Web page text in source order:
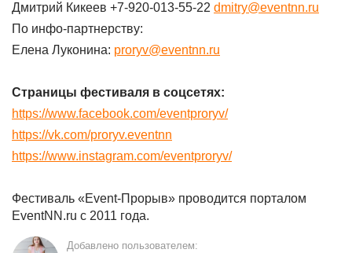
Дмитрий Кикеев +7-920-013-55-22 dmitry@eventnn.ru
По инфо-партнерству:
Елена Луконина: proryv@eventnn.ru
Страницы фестиваля в соцсетях:
https://www.facebook.com/eventproryv/
https://vk.com/proryv.eventnn
https://www.instagram.com/eventproryv/
Фестиваль «Event-Прорыв» проводится порталом
EventNN.ru с 2011 года.
Добавлено пользователем: